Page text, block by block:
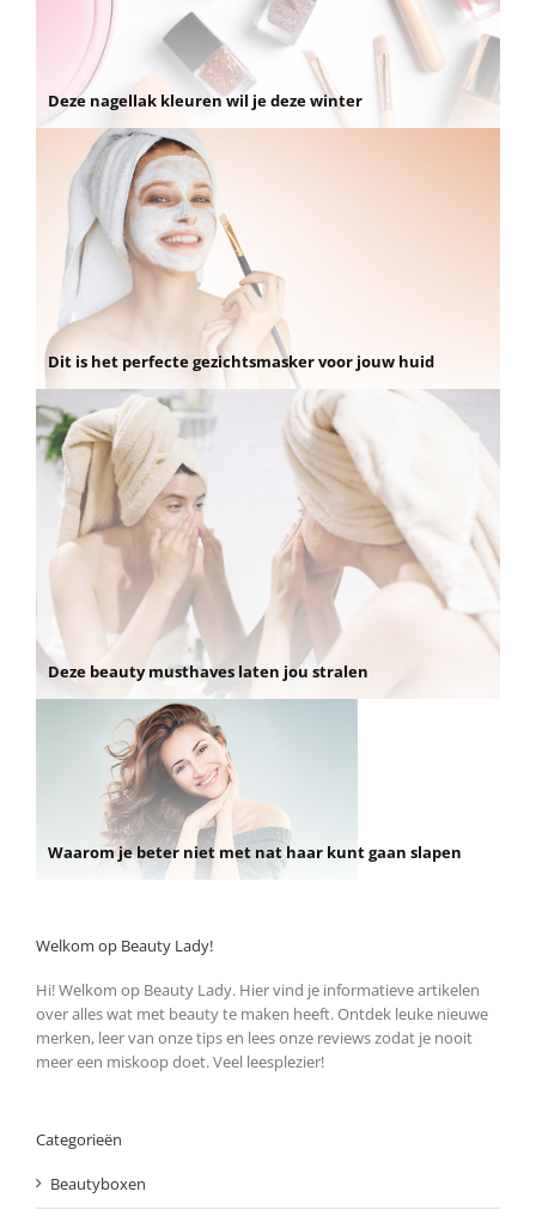
Deze nagellak kleuren wil je deze winter
Dit is het perfecte gezichtsmasker voor jouw huid
Deze beauty musthaves laten jou stralen
Waarom je beter niet met nat haar kunt gaan slapen
Welkom op Beauty Lady!
Hi! Welkom op Beauty Lady. Hier vind je informatieve artikelen
over alles wat met beauty te maken heeft. Ontdek leuke nieuwe
merken, leer van onze tips en lees onze reviews zodat je nooit
meer een miskoop doet. Veel leesplezier!
Categorieën
Beautyboxen